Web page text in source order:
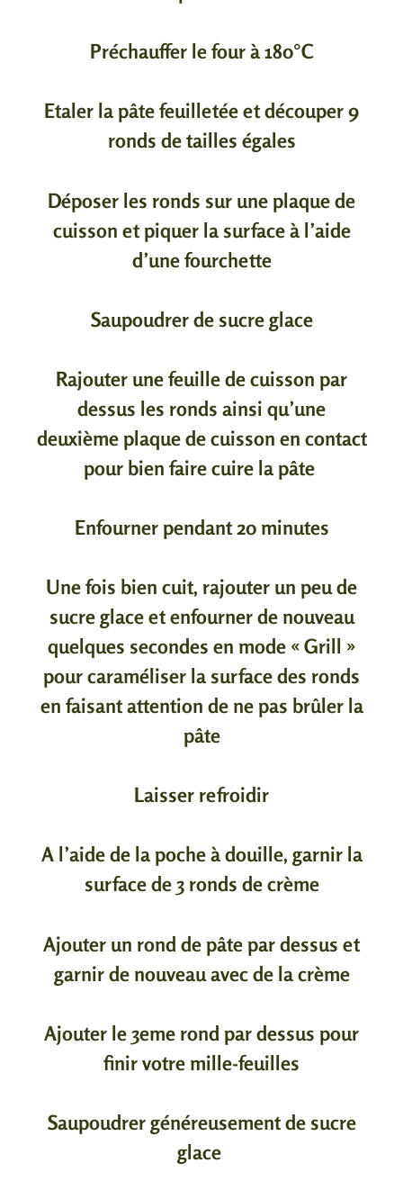
Préchauffer le four à 180°C
Etaler la pâte feuilletée et découper 9
ronds de tailles égales
Déposer les ronds sur une plaque de
cuisson et piquer la surface à l’aide
d’une fourchette
Saupoudrer de sucre glace
Rajouter une feuille de cuisson par
dessus les ronds ainsi qu’une
deuxième plaque de cuisson en contact
pour bien faire cuire la pâte
Enfourner pendant 20 minutes
Une fois bien cuit, rajouter un peu de
sucre glace et enfourner de nouveau
quelques secondes en mode « Grill »
pour caraméliser la surface des ronds
en faisant attention de ne pas brûler la
pâte
Laisser refroidir
A l’aide de la poche à douille, garnir la
surface de 3 ronds de crème
Ajouter un rond de pâte par dessus et
garnir de nouveau avec de la crème
Ajouter le 3eme rond par dessus pour
finir votre mille-feuilles
Saupoudrer généreusement de sucre
glace